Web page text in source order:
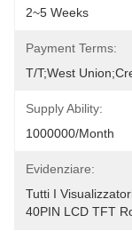
2~5 Weeks
Payment Terms:
T/T;West
Supply Ability:
1000000/month
Evidenziare:
Tutti I
40PIN LCD TFT